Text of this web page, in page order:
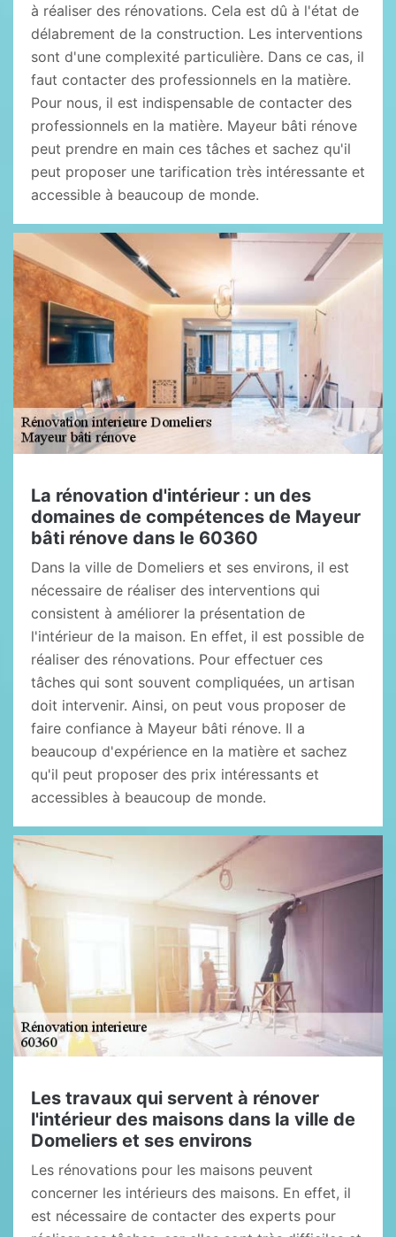
à réaliser des rénovations. Cela est dû à l'état de
délabrement de la construction. Les interventions
sont d'une complexité particulière. Dans ce cas, il
faut contacter des professionnels en la matière.
Pour nous, il est indispensable de contacter des
professionnels en la matière. Mayeur bâti rénove
peut prendre en main ces tâches et sachez qu'il
peut proposer une tarification très intéressante et
accessible à beaucoup de monde.
La rénovation d'intérieur : un des
domaines de compétences de Mayeur
bâti rénove dans le 60360
Dans la ville de Domeliers et ses environs, il est
nécessaire de réaliser des interventions qui
consistent à améliorer la présentation de
l'intérieur de la maison. En effet, il est possible de
réaliser des rénovations. Pour effectuer ces
tâches qui sont souvent compliquées, un artisan
doit intervenir. Ainsi, on peut vous proposer de
faire confiance à Mayeur bâti rénove. Il a
beaucoup d'expérience en la matière et sachez
qu'il peut proposer des prix intéressants et
accessibles à beaucoup de monde.
Les travaux qui servent à rénover
l'intérieur des maisons dans la ville de
Domeliers et ses environs
Les rénovations pour les maisons peuvent
concerner les intérieurs des maisons. En effet, il
est nécessaire de contacter des experts pour